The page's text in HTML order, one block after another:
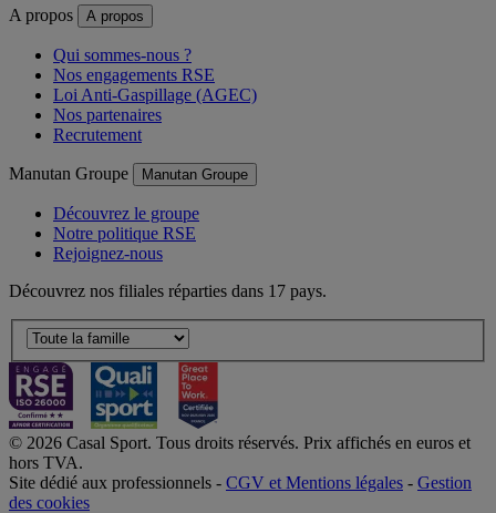
A propos A propos
Qui sommes-nous ?
Nos engagements RSE
Loi Anti-Gaspillage (AGEC)
Nos partenaires
Recrutement
Manutan Groupe Manutan Groupe
Découvrez le groupe
Notre politique RSE
Rejoignez-nous
Découvrez nos filiales réparties dans 17 pays.
© 2026 Casal Sport. Tous droits réservés. Prix affichés en euros et
hors TVA.
Site dédié aux professionnels - CGV et Mentions légales - Gestion
des cookies